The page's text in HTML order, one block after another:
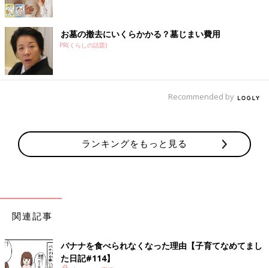
お墓の撤去にいくらかかる？墓じまい費用
PR(くらしの話題)
Recommended by
ランキングをもっと見る
関連記事
バナナを食べられなくなった理由【子育てなめてまし
た日記#114】